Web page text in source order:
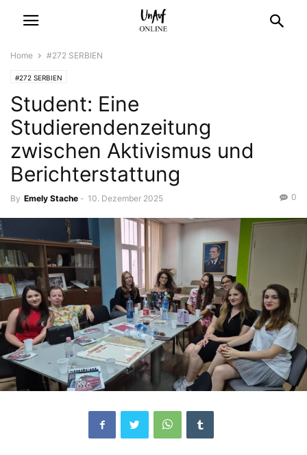
Home #272 SERBIEN
#272 SERBIEN
Student: Eine
Studierendenzeitung
zwischen Aktivismus und
Berichterstattung
By Emely Stache - 10. Dezember 2025 0